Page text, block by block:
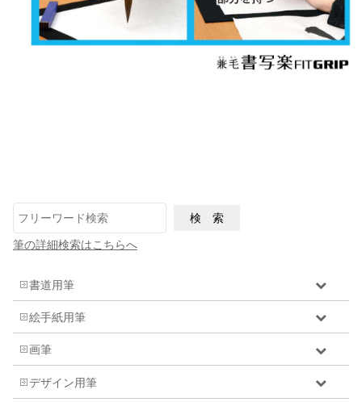
筆の詳細検索はこちらへ
書道用筆
絵手紙用筆
画筆
デザイン用筆